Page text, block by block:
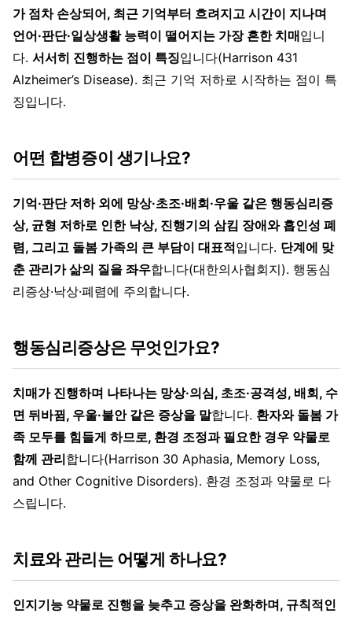
가 점차 손상되어, 최근 기억부터 흐려지고 시간이 지나며
언어·판단·일상생활 능력이 떨어지는 가장 흔한 치매입니
다. 서서히 진행하는 점이 특징입니다(Harrison 431
Alzheimer’s Disease). 최근 기억 저하로 시작하는 점이 특
징입니다.
어떤 합병증이 생기나요?
기억·판단 저하 외에 망상·초조·배회·우울 같은 행동심리증
상, 균형 저하로 인한 낙상, 진행기의 삼킴 장애와 흡인성 폐
렴, 그리고 돌봄 가족의 큰 부담이 대표적입니다. 단계에 맞
춘 관리가 삶의 질을 좌우합니다(대한의사협회지). 행동심
리증상·낙상·폐렴에 주의합니다.
행동심리증상은 무엇인가요?
치매가 진행하며 나타나는 망상·의심, 초조·공격성, 배회, 수
면 뒤바뀜, 우울·불안 같은 증상을 말합니다. 환자와 돌봄 가
족 모두를 힘들게 하므로, 환경 조정과 필요한 경우 약물로
함께 관리합니다(Harrison 30 Aphasia, Memory Loss,
and Other Cognitive Disorders). 환경 조정과 약물로 다
스립니다.
치료와 관리는 어떻게 하나요?
인지기능 약물로 진행을 늦추고 증상을 완화하며, 규칙적인